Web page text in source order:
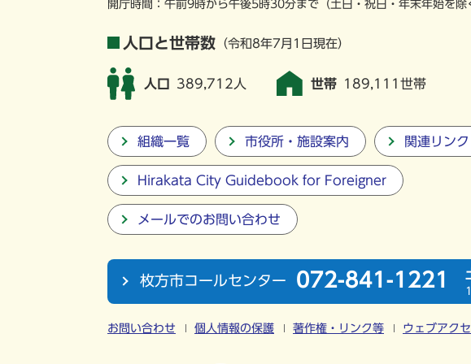
開庁時間：午前9時から午後5時30分まで （土日・祝日・年末年始を除
人口と世帯数 （令和8年7月1日現在）
人口 389,712人 世帯 189,111世帯
組織一覧 市役所・施設案内 関連リンク
Hirakata City Guidebook for Foreigner
メールでのお問い合わせ
枚方市コールセンター 072-841-1221
お問い合わせ 個人情報の保護 著作権・リンク等 ウェブアク